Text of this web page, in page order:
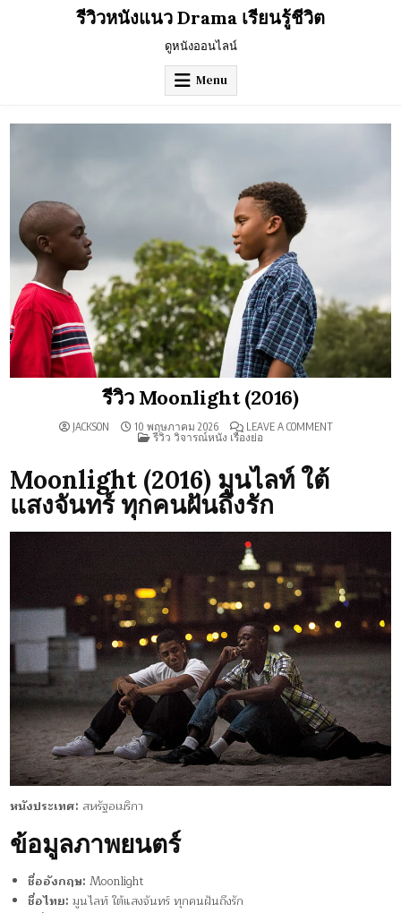
รีวิวหนังแนว Drama เรียนรู้ชีวิต
ดูหนังออนไลน์
Menu
รีวิว Moonlight (2016)
JACKSON 10 พฤษภาคม 2026 LEAVE A COMMENTON
POSTED
รีวิว วิจารณ์หนัง เรื่องย่อ
Moonlight (2016) มูนไลท์ ใต้
แสงจันทร์ ทุกคนฝันถึงรัก
หนังประเทศ: สหรัฐอเมริกา
ข้อมูลภาพยนตร์
ชื่ออังกฤษ: Moonlight
ชื่อไทย: มูนไลท์ ใต้แสงจันทร์ ทุกคนฝันถึงรัก